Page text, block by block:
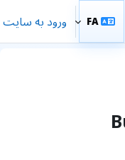
Toggle search
FA ورود به سایت